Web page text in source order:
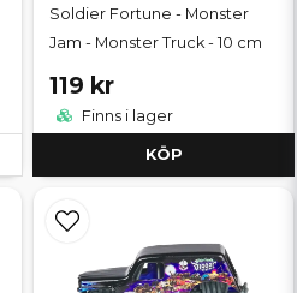
Soldier Fortune - Monster
Jam - Monster Truck - 10 cm
119 kr
Finns i lager
KÖP